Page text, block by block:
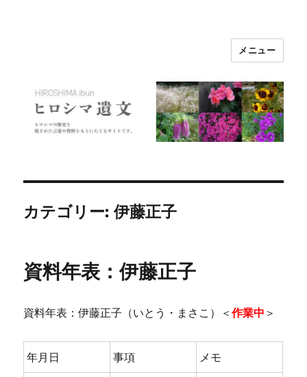
メニュー
カテゴリー:伊藤正子
資料年表：伊藤正子
資料年表：伊藤正子（いとう・まさこ）＜作業中 ＞
年月日 事項 メモ